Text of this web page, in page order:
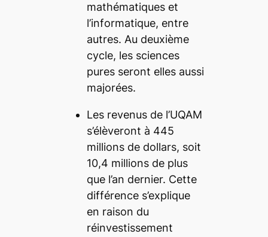
mathématiques et
l’informatique, entre
autres. Au deuxième
cycle, les sciences
pures seront elles aussi
majorées.
Les revenus de l’UQAM
s’élèveront à 445
millions de dollars, soit
10,4 millions de plus
que l’an dernier. Cette
différence s’explique
en raison du
réinvestissement